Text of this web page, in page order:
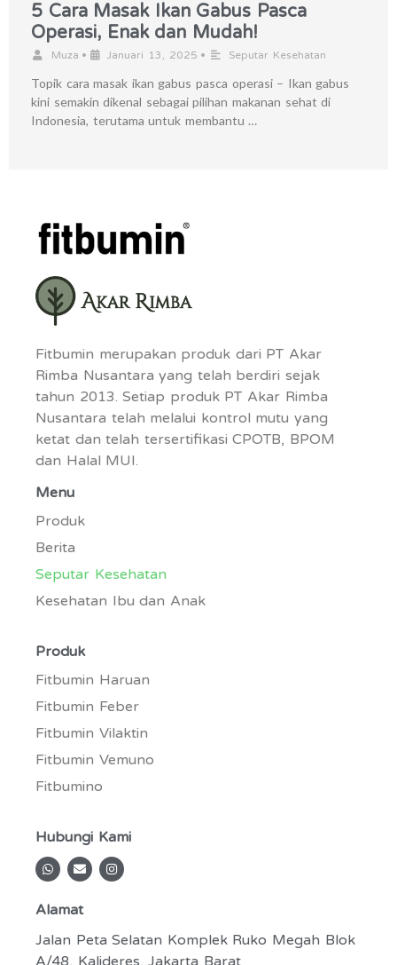
5 Cara Masak Ikan Gabus Pasca
Operasi, Enak dan Mudah!
Muza • Januari 13, 2025 • Seputar Kesehatan
Topik cara masak ikan gabus pasca operasi – Ikan gabus
kini semakin dikenal sebagai pilihan makanan sehat di
Indonesia, terutama untuk membantu …
Fitbumin merupakan produk dari PT Akar
Rimba Nusantara yang telah berdiri sejak
tahun 2013. Setiap produk PT Akar Rimba
Nusantara telah melalui kontrol mutu yang
ketat dan telah tersertifikasi CPOTB, BPOM
dan Halal MUI.
Menu
Produk
Berita
Seputar Kesehatan
Kesehatan Ibu dan Anak
Produk
Fitbumin Haruan
Fitbumin Feber
Fitbumin Vilaktin
Fitbumin Vemuno
Fitbumino
Hubungi Kami
W
h
a
s
p
p
E
n
v
l
p
e
I
n
s
r
a
m
Alamat
Jalan Peta Selatan Komplek Ruko Megah Blok